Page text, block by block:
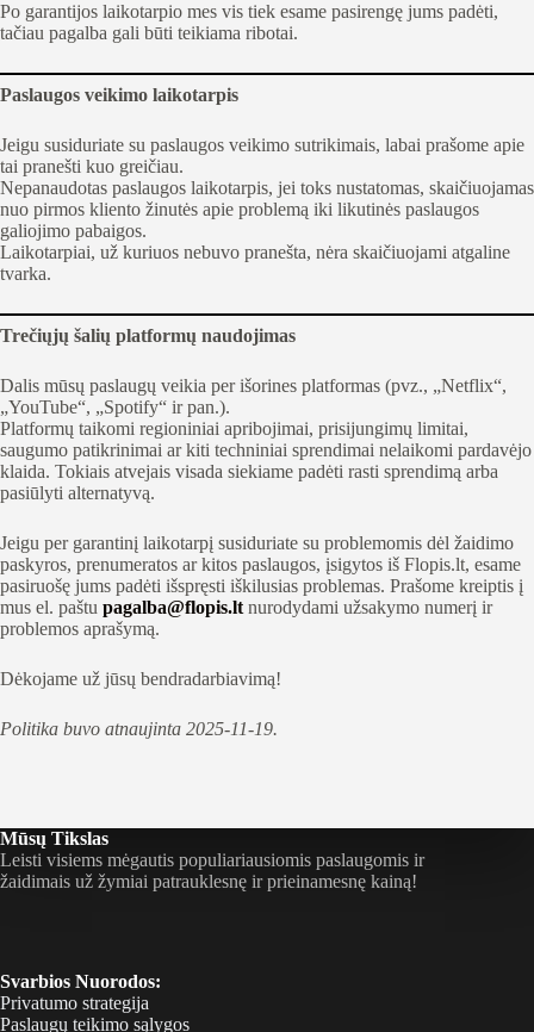
Po garantijos laikotarpio mes vis tiek esame pasirengę jums padėti,
tačiau pagalba gali būti teikiama ribotai.
Paslaugos veikimo laikotarpis
Jeigu susiduriate su paslaugos veikimo sutrikimais, labai prašome apie
tai pranešti kuo greičiau.
Nepanaudotas paslaugos laikotarpis, jei toks nustatomas, skaičiuojamas
nuo pirmos kliento žinutės apie problemą iki likutinės paslaugos
galiojimo pabaigos.
Laikotarpiai, už kuriuos nebuvo pranešta, nėra skaičiuojami atgaline
tvarka.
Trečiųjų šalių platformų naudojimas
Dalis mūsų paslaugų veikia per išorines platformas (pvz., „Netflix“,
„YouTube“, „Spotify“ ir pan.).
Platformų taikomi regioniniai apribojimai, prisijungimų limitai,
saugumo patikrinimai ar kiti techniniai sprendimai nelaikomi pardavėjo
klaida. Tokiais atvejais visada siekiame padėti rasti sprendimą arba
pasiūlyti alternatyvą.
Jeigu per garantinį laikotarpį susiduriate su problemomis dėl žaidimo
paskyros, prenumeratos ar kitos paslaugos, įsigytos iš Flopis.lt, esame
pasiruošę jums padėti išspręsti iškilusias problemas. Prašome kreiptis į
mus el. paštu pagalba@flopis.lt nurodydami užsakymo numerį ir
problemos aprašymą.
Dėkojame už jūsų bendradarbiavimą!
Politika buvo atnaujinta 2025-11-19.
Mūsų Tikslas
Leisti visiems mėgautis populiariausiomis paslaugomis ir
žaidimais už žymiai patrauklesnę ir prieinamesnę kainą!
Svarbios Nuorodos:
Privatumo strategija
Paslaugų teikimo sąlygos